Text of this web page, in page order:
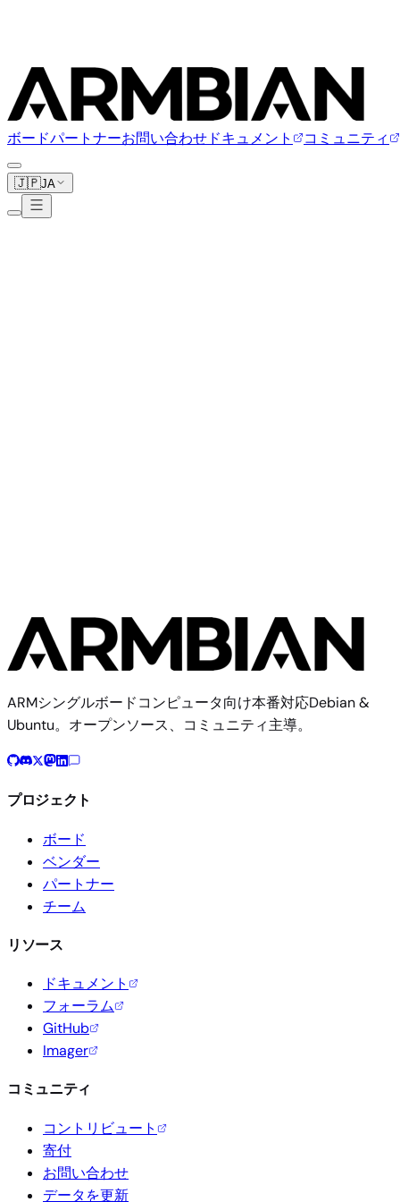
ボードパートナーお問い合わせ ドキュメント コミュニティ
🇯🇵JA
ARMシングルボードコンピュータ向け本番対応Debian &
Ubuntu。オープンソース、コミュニティ主導。
プロジェクト
ボード
ベンダー
パートナー
チーム
リソース
ドキュメント
フォーラム
GitHub
Imager
コミュニティ
コントリビュート
寄付
お問い合わせ
データを更新